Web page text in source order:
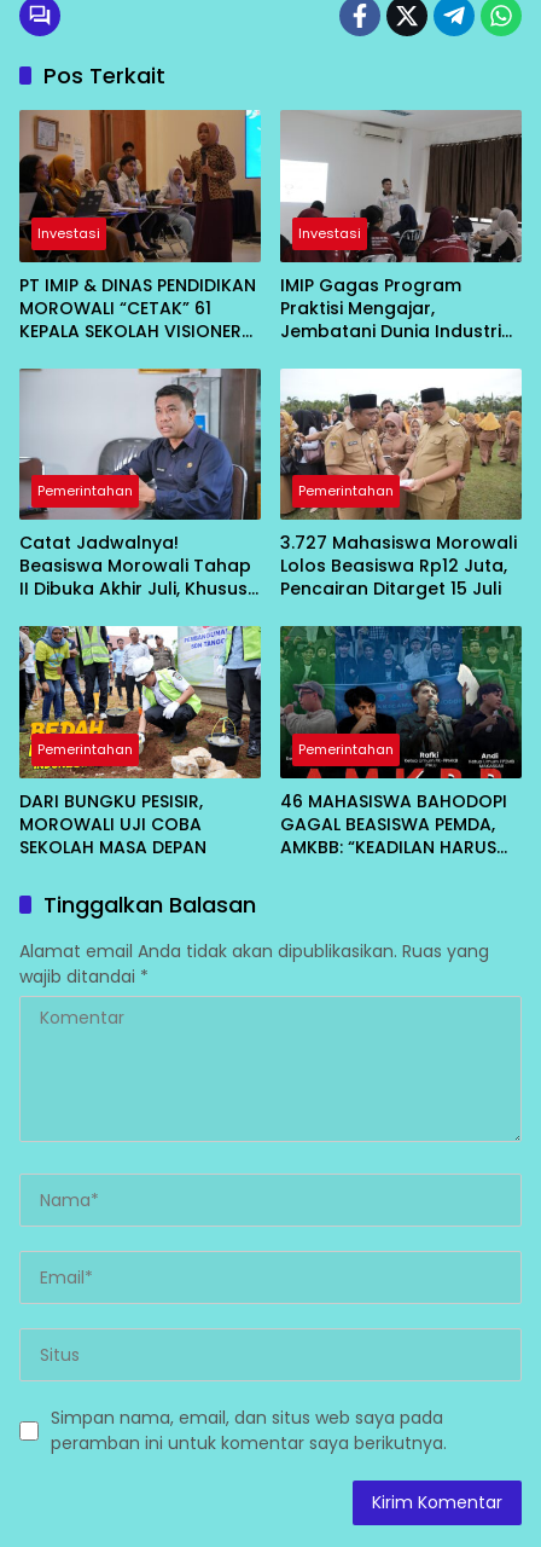
Pos Terkait
Investasi
PT IMIP & DINAS PENDIDIKAN
MOROWALI “CETAK” 61
KEPALA SEKOLAH VISIONER
DIGITAL
Investasi
IMIP Gagas Program
Praktisi Mengajar,
Jembatani Dunia Industri
Pemerintahan
Catat Jadwalnya!
Beasiswa Morowali Tahap
II Dibuka Akhir Juli, Khusus
Pemerintahan
3.727 Mahasiswa Morowali
Lolos Beasiswa Rp12 Juta,
Pencairan Ditarget 15 Juli
Pemerintahan
DARI BUNGKU PESISIR,
MOROWALI UJI COBA
SEKOLAH MASA DEPAN
Pemerintahan
46 MAHASISWA BAHODOPI
GAGAL BEASISWA PEMDA,
AMKBB: “KEADILAN HARUS
Tinggalkan Balasan
Alamat email Anda tidak akan dipublikasikan. Ruas yang
wajib ditandai *
Simpan nama, email, dan situs web saya pada
peramban ini untuk komentar saya berikutnya.